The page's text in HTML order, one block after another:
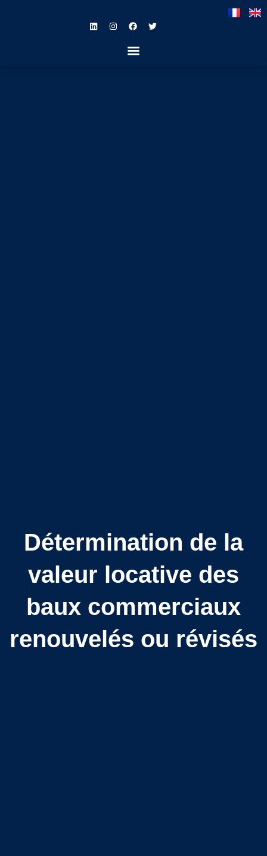
Détermination de la
valeur locative des
baux commerciaux
renouvelés ou révisés